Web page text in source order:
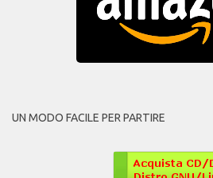
UN MODO FACILE PER PARTIRE